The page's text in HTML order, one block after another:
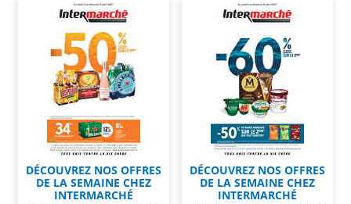
DÉCOUVREZ NOS OFFRES
DE LA SEMAINE CHEZ
INTERMARCHÉ
DÉCOUVREZ NOS OFFRES
DE LA SEMAINE CHEZ
INTERMARCHÉ